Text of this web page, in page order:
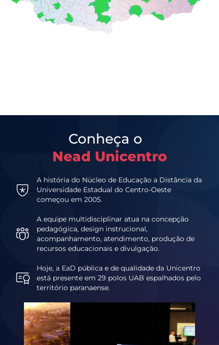
Conheça o
Nead Unicentro
A história do Núcleo de Educação a Distância da
Universidade Estadual do Centro-Oeste
começou em 2005.
A equipe multidisciplinar atua na concepção
pedagógica, design instrucional,
acompanhamento, atendimento, produção de
recursos educacionais e divulgação.
Hoje, a EaD pública e de qualidade da Unicentro
está presente em 29 polos UAB espalhados pelo
território paranaense.